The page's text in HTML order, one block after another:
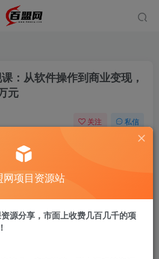
：从软件操作到商业变现，
元
关注 私信
盟币 9.9
网项目资源站
源分享，市面上收费几百几千的项